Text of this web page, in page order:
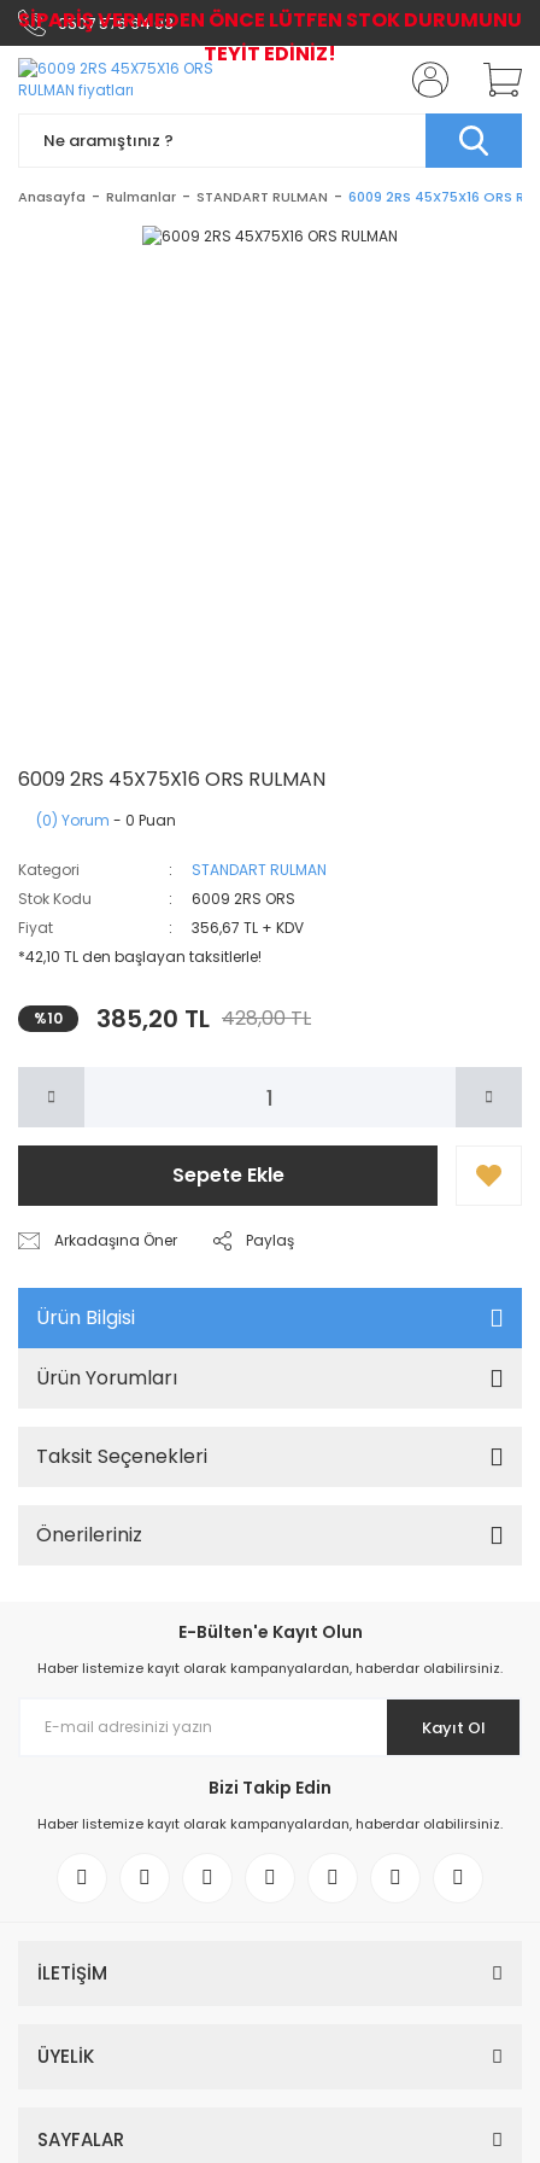
0507 576 64 03
Anasayfa Rulmanlar STANDART RULMAN 6009 2RS 45X75X16 ORS
6009 2RS 45X75X16 ORS RULMAN
(0) Yorum - 0 Puan
Kategori
STANDART RULMAN
Stok Kodu
6009 2RS ORS
Fiyat
356,67 TL + KDV
*42,10 TL den başlayan taksitlerle!
%10 385,20 TL 428,00 TL
Sepete Ekle
Arkadaşına Öner Paylaş
Ürün Bilgisi
Ürün Yorumları
Taksit Seçenekleri
Önerileriniz
E-Bülten'e Kayıt Olun
Haber listemize kayıt olarak kampanyalardan, haberdar olabilirsiniz.
Kayıt Ol
Bizi Takip Edin
Haber listemize kayıt olarak kampanyalardan, haberdar olabilirsiniz.
İLETİŞİM
ÜYELİK
SAYFALAR
SİPARİŞ VERMEDEN ÖNCE LÜTFEN STOK DURUMUNU
TEYİT EDİNİZ!